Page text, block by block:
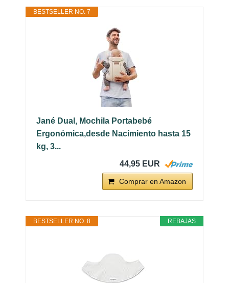
BESTSELLER NO. 7
Jané Dual, Mochila Portabebé
Ergonómica,desde Nacimiento hasta 15
kg, 3...
44,95 EUR
Comprar en Amazon
REBAJAS
BESTSELLER NO. 8